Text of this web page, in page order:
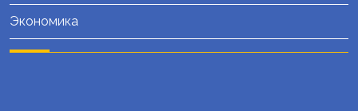
Экономика